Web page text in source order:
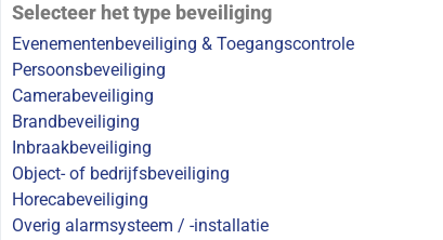
Selecteer het type beveiliging
Evenementenbeveiliging & Toegangscontrole
Persoonsbeveiliging
Camerabeveiliging
Brandbeveiliging
Inbraakbeveiliging
Object- of bedrijfsbeveiliging
Horecabeveiliging
Overig alarmsysteem / -installatie